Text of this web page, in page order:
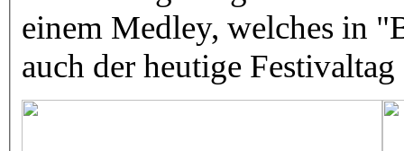
einem Medley, welches in
auch der heutige